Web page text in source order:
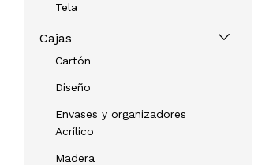
Tela
Cajas
Cartón
Diseño
Envases y organizadores
Acrílico
Madera